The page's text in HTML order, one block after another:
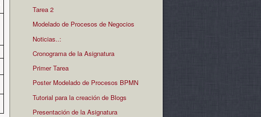
Tarea 2
Modelado de Procesos de Negocios
Noticias..:
Cronograma de la Asignatura
Primer Tarea
Poster Modelado de Procesos BPMN
Tutorial para la creación de Blogs
Presentación de la Asignatura